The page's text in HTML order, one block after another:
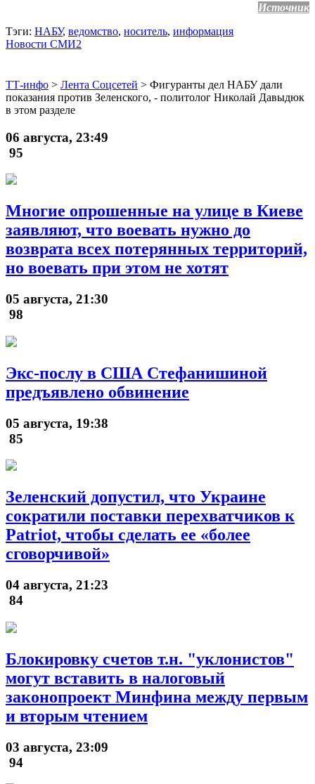
Источник
Тэги: НАБУ, ведомство, носитель, информация
Новости СМИ2
ТТ-инфо > Лента Соцсетей > Фигуранты дел НАБУ дали
показания против Зеленского, - политолог Николай Давыдюк
в этом разделе
06 августа, 23:49
95
Многие опрошенные на улице в Киеве
заявляют, что воевать нужно до
возврата всех потерянных территорий,
но воевать при этом не хотят
05 августа, 21:30
98
Экс-послу в США Стефанишиной
предъявлено обвинение
05 августа, 19:38
85
Зеленский допустил, что Украине
сократили поставки перехватчиков к
Patriot, чтобы сделать ее «более
сговорчивой»
04 августа, 21:23
84
Блокировку счетов т.н. "уклонистов"
могут вставить в налоговый
законопроект Минфина между первым
и вторым чтением
03 августа, 23:09
94